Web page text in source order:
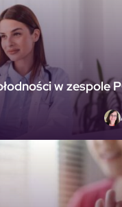
w zespole